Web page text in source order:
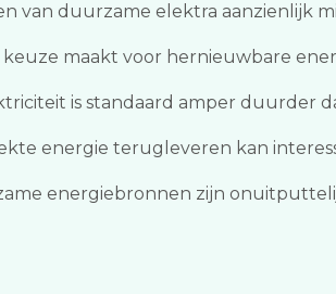
van duurzame elektra aanzienlijk
maakt voor hernieuwbare
is standaard amper duurder
energie terugleveren kan
energiebronnen zijn